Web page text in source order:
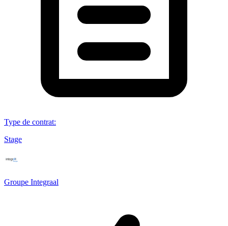
Type de contrat:
Stage
Groupe Integraal